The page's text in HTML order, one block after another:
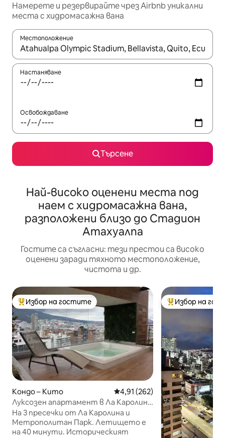
Намерете и резервирайте чрез Airbnb уникални
места с хидромасажна вана
Местоположение
Когато резултатите се покажат, използвайте
Настаняване
Освобождаване
Търсене
Най-високо оценени места под
наем с хидромасажна вана,
разположени близо до Стадион
Атахуалпа
Гостите са съгласни: тези престои са високо
оценени заради тяхното местоположение,
чистота и др.
Най-популярен избор на гостите
Избор на гостите
Кондо – Кито Средна оценка: 4,91 от 5,
4,91 (262)
Луксозен апартамент в Ла Каролина
с първокласна гледка
На 3 пресечки от Ла Каролина и
Метрополитан Парк. Летището е
на 40 минути. Историческият
Най-популярен
Избор на